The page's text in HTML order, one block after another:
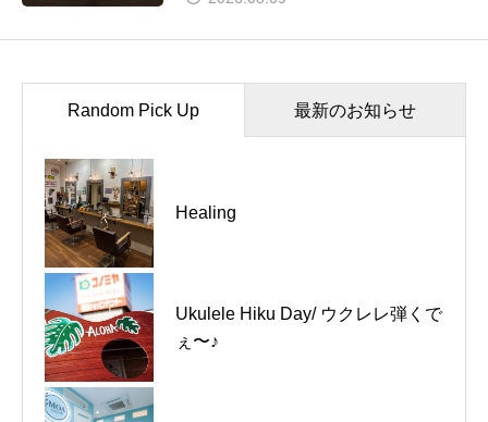
Random Pick Up 最新のお知らせ
Healing
Ukulele Hiku Day/ ウクレレ弾くで
ぇ〜♪
河内長野市｜泰乃郷整骨院｜10周
河内長野市｜りゅう整骨院｜お盆
休みのお知らせ